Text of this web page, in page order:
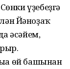
үҙебеҙгә
Йәноҙаҡ
әсәйем,
өй башынан